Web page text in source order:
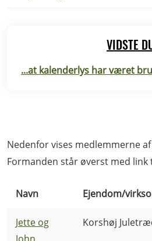
VIDSTE
...at kalenderlys har været
Nedenfor vises medlemmerne af
Formanden står øverst med link
Navn Ejendom/
Jette og
Korshøj